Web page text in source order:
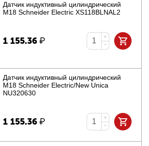
Датчик индуктивный цилиндрический
M18 Schneider Electric XS118BLNAL2
1 155.36₽
+
−
Датчик индуктивный цилиндрический
M18 Schneider Electric/New Unica
NU320630
1 155.36₽
+
−